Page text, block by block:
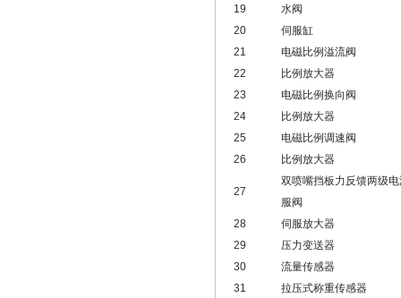
19
水阀
20
伺服缸
21
电磁比例溢流阀
22
比例放大器
23
电磁比例换向阀
24
比例放大器
25
电磁比例调速阀
26
比例放大器
27
双喷嘴挡板力反馈两级
服阀
28
伺服放大器
29
压力变送器
30
流量传感器
31
拉压式称重传感器